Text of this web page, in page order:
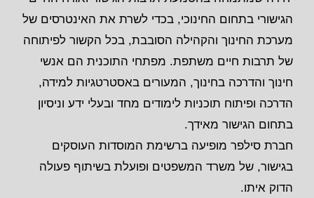
הגישורי בתחום החינוכי, בכדי לשרת את האינטרסים של
מערכת החינוך והקהילה הסובבת, בכל הקשור לפיתוחה
של תרבות חיים משתפת. מפתחי התוכנית הם אנשי
חינוך והדרכה בחינוך, המעורים באסטרטגיות למידה,
הדרכה ופיתוח תוכניות לימודים מחד ובעלי ידע וניסיון
בתחום הגישור מאידך.
חברת סילפר מופיעה ברשימת המוסדות העוסקים
בגישור, של משרד המשפטים ופועלת בשיתוף פעולה
הדוק איתו.